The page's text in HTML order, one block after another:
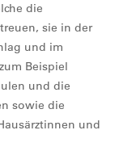
die
sie in der
und im
Beispiel
und die
sowie die
und